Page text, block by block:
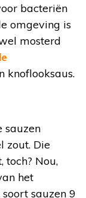
bacteriën
omgeving is
mosterd
knoflooksaus.
sauzen
zout. Die
toch? Nou,
het
sauzen 9